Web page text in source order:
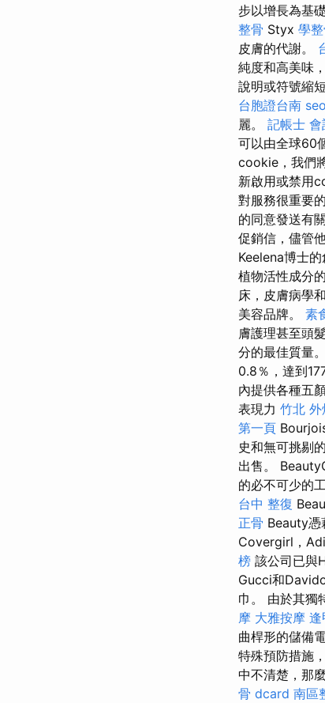
步以增長為基
整骨 Styx 學
皮膚的代謝。
純度和高美味
說明或符號縮
台胞證台南
麗。 記帳士
可以由全球60
cookie，我們
新啟用或禁用
對服務很重要
的同意發送有
促銷信，儘管
Keelena博士
植物活性成分
床，皮膚病學
美容品牌。 素
膚護理甚至頭
分的最佳質量
0.8％，達到
內提供各種五
表現力 竹北 外
第一頁
史和無可挑剔
出售。
的必不可少的
台中 整復
正骨 Beauty憑
Covergirl，
榜 該公司已與
Gucci和
巾。 由於其獨
摩 大雅按摩 逢
曲桿形的儲備
特殊預防措施
中不清楚，那
骨 dcard 南區